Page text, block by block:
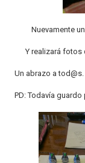
Nuevamente
Y realizará fotos
Un abrazo a tod@s.
PD: Todavía